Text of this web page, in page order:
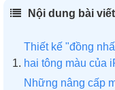
Nội dung bài viết
Thiết kế "đồng
hai tông màu của
Những nâng cấp